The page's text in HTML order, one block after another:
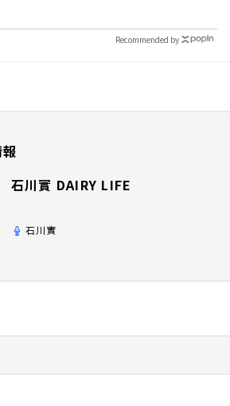
Recommended by
石川實 DAIRY LIFE
石川實